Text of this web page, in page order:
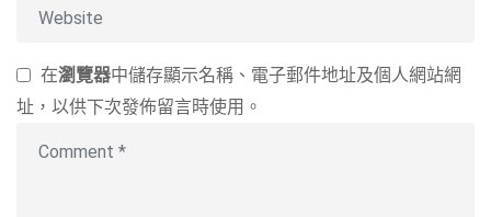
在瀏覽器中儲存顯示名稱、電子郵件地址及個人網站網
址，以供下次發佈留言時使用。